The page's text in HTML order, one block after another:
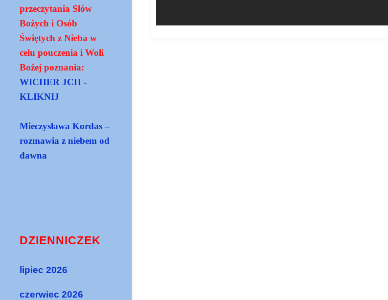
przeczytania Słów
Bożych i Osób
Świętych z Nieba w
celu pouczenia i Woli
Bożej poznania:
WICHER JCH -
KLIKNIJ
Mieczysława Kordas –
rozmawia z niebem od
dawna
DZIENNICZEK
lipiec 2026
czerwiec 2026